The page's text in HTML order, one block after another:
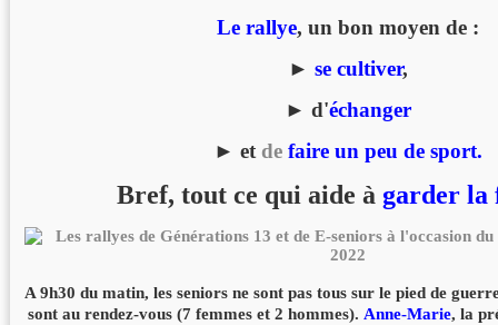
Le rallye, un bon moyen de :
► se cultiver,
► d'échanger
► et de faire un peu de sport.
Bref, tout ce qui aide à garder la
A 9h30 du matin, les seniors ne sont pas tous sur le pied de
sont au rendez-vous (7 femmes et 2 hommes). Anne-Marie, la